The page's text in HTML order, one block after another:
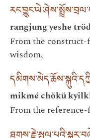
rangjung yeshe
From the
wisdom,
mikmé chökü
From the